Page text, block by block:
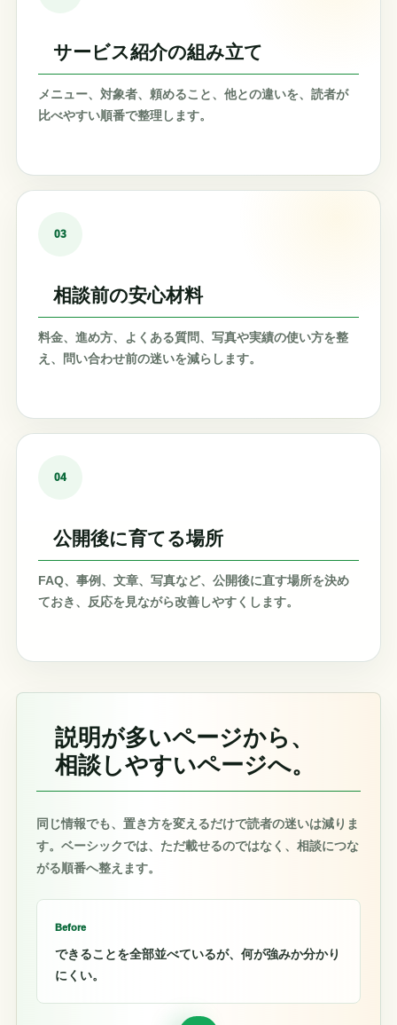
サービス紹介の組み立て
メニュー、対象者、頼めること、他との違いを、読者が
比べやすい順番で整理します。
03
相談前の安心材料
料金、進め方、よくある質問、写真や実績の使い方を整
え、問い合わせ前の迷いを減らします。
04
公開後に育てる場所
FAQ、事例、文章、写真など、公開後に直す場所を決め
ておき、反応を見ながら改善しやすくします。
説明が多いページから、
相談しやすいページへ。
同じ情報でも、置き方を変えるだけで読者の迷いは減りま
す。ベーシックでは、ただ載せるのではなく、相談につな
がる順番へ整えます。
Before
できることを全部並べているが、何が強みか分かり
にくい。